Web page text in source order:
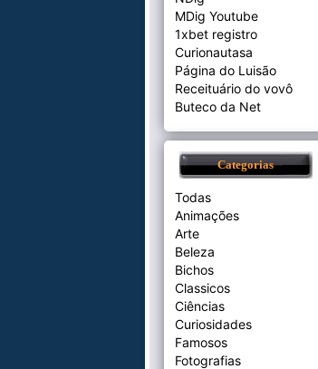
MDig Youtube
1xbet registro
Curionautasa
Página do Luisão
Receituário do vovô
Buteco da Net
Categorias
Todas
Animações
Arte
Beleza
Bichos
Classicos
Ciências
Curiosidades
Famosos
Fotografias